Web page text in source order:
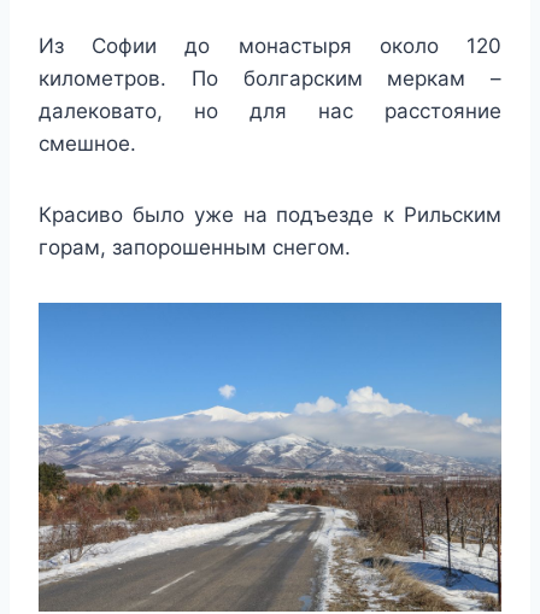
Из Софии до монастыря около 120
километров. По болгарским меркам –
далековато, но для нас расстояние
смешное.
Красиво было уже на подъезде к Рильским
горам, запорошенным снегом.